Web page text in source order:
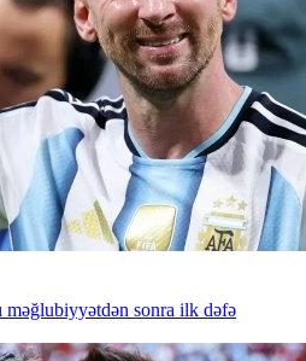
məğlubiyyətdən sonra ilk dəfə